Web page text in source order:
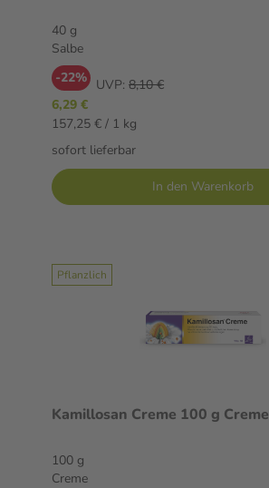
40 g
Salbe
-22% UVP: 8,10 €
6,29 €
157,25 € / 1 kg
sofort lieferbar
In den Warenkorb
Pflanzlich
Kamillosan Creme 100 g Creme
100 g
Creme